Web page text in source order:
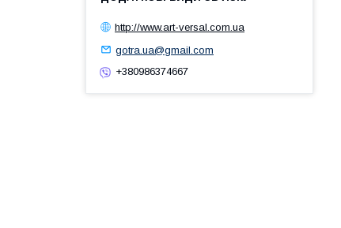
http://www.art-versal.com.ua
gotra.ua@gmail.com
+380986374667